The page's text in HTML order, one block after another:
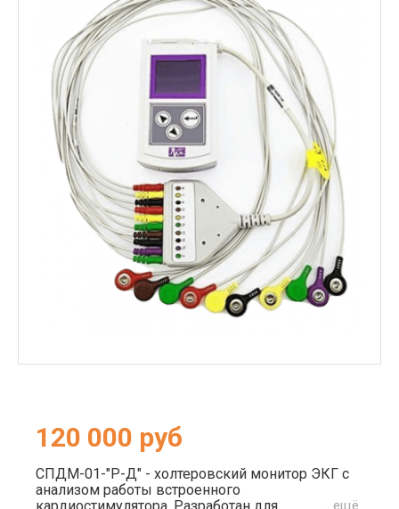
120 000 руб
СПДМ-01-"Р-Д" - холтеровский монитор ЭКГ с
анализом работы встроенного
… ещё